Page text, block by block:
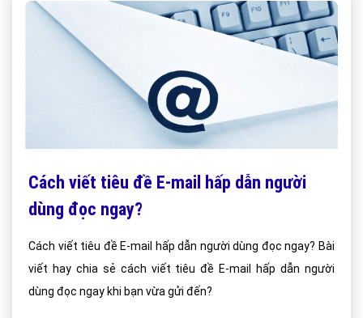
Cách viết tiêu đề E-mail hấp dẫn người
dùng đọc ngay?
Cách viết tiêu đề E-mail hấp dẫn người dùng đọc ngay? Bài
viết hay chia sẻ cách viết tiêu đề E-mail hấp dẫn người
dùng đọc ngay khi bạn vừa gửi đến?